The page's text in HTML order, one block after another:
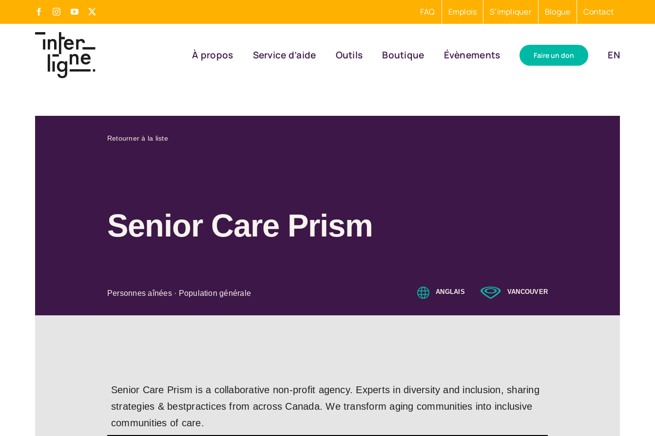
FacebookInstagram
YouTube FAQ Emplois S’impliquer Blogue Contact
À propos Service d’aide Outils Boutique Évènements Faire un don EN
Retourner à la liste
Senior Care Prism
Personnes aînées · Population générale ANGLAIS VANCOUVER
Senior Care Prism is a collaborative non-profit agency. Experts in diversity and inclusion, sharing
strategies & bestpractices from across Canada. We transform aging communities into inclusive
communities of care.